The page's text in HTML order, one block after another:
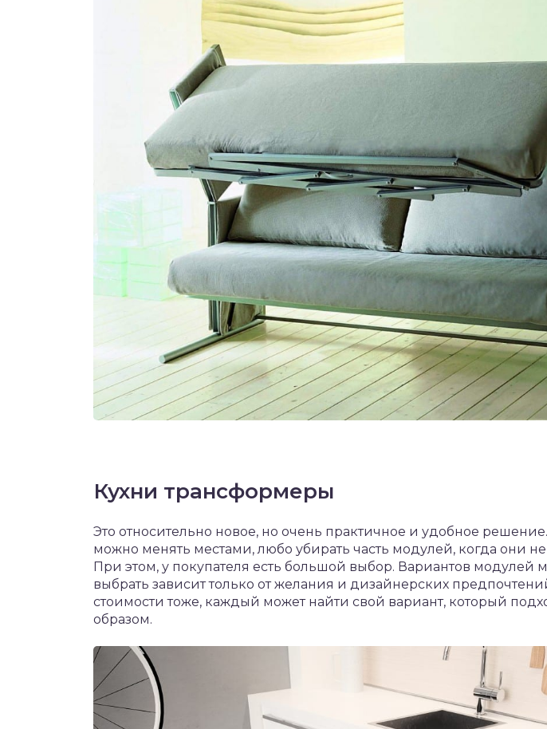
Кухни трансформеры
Это относительно новое, но очень практичное и удобное
можно менять местами, любо убирать часть модулей, когда они
При этом, у покупателя есть большой выбор. Вариантов модулей
выбрать зависит только от желания и дизайнерских
стоимости тоже, каждый может найти свой вариант, который
образом.